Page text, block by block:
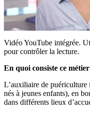
Vidéo YouTube intégrée.
pour contrôler la lecture.
En quoi consiste ce
L’auxiliaire de puériculture
nés à jeunes enfants), en
dans différents lieux